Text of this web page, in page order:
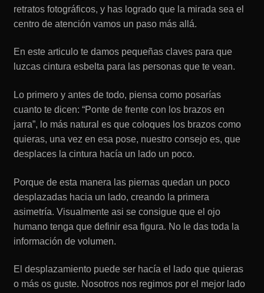
Contacto
retratos fotográficos, y has logrado que la mirada sea el
centro de atención vamos un paso más allá.
En este articulo te damos pequeñas claves para que
luzcas cintura esbelta para las personas que te vean.
Lo primero y antes de todo, piensa como posarías
cuanto te dicen: “Ponte de frente con los brazos en
jarra”, lo más natural es que coloques los brazos como
quieras, una vez en esa pose, nuestro consejo es, que
desplaces la cintura hacía un lado un poco.
Porque de esta manera las piernas quedan un poco
desplazadas hacia un lado, creando la primera
asimetría. Visualmente asi se consigue que el ojo
humano tenga que definir esa figura. No le das toda la
información de volumen.
El desplazamiento puede ser hacía el lado que quieras
o más os guste. Nosotros nos regimos por el mejor lado